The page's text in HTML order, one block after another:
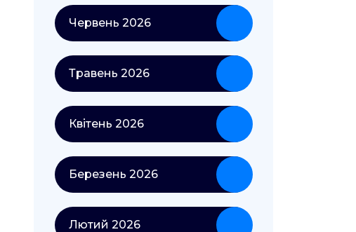
Червень 2026
Травень 2026
Квітень 2026
Березень 2026
Лютий 2026